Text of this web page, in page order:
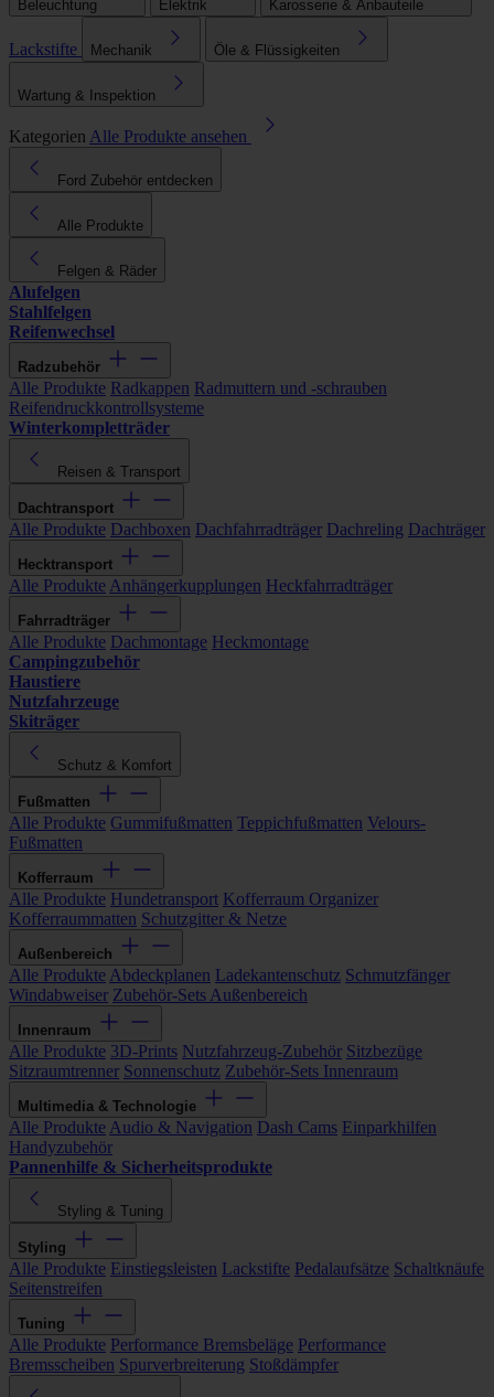
Beleuchtung Elektrik Karosserie & Anbauteile
Lackstifte Mechanik Öle & Flüssigkeiten
Wartung & Inspektion
Kategorien Alle Produkte ansehen
Ford Zubehör entdecken
Alle Produkte
Felgen & Räder
Alufelgen
Stahlfelgen
Reifenwechsel
Radzubehör
Alle Produkte Radkappen Radmuttern und -schrauben
Reifendruckkontrollsysteme
Winterkompletträder
Reisen & Transport
Dachtransport
Alle Produkte Dachboxen Dachfahrradträger Dachreling Dachträger
Hecktransport
Alle Produkte Anhängerkupplungen Heckfahrradträger
Fahrradträger
Alle Produkte Dachmontage Heckmontage
Campingzubehör
Haustiere
Nutzfahrzeuge
Skiträger
Schutz & Komfort
Fußmatten
Alle Produkte Gummifußmatten Teppichfußmatten Velours-
Fußmatten
Kofferraum
Alle Produkte Hundetransport Kofferraum Organizer
Kofferraummatten Schutzgitter & Netze
Außenbereich
Alle Produkte Abdeckplanen Ladekantenschutz Schmutzfänger
Windabweiser Zubehör-Sets Außenbereich
Innenraum
Alle Produkte 3D-Prints Nutzfahrzeug-Zubehör Sitzbezüge
Sitzraumtrenner Sonnenschutz Zubehör-Sets Innenraum
Multimedia & Technologie
Alle Produkte Audio & Navigation Dash Cams Einparkhilfen
Handyzubehör
Pannenhilfe & Sicherheitsprodukte
Styling & Tuning
Styling
Alle Produkte Einstiegsleisten Lackstifte Pedalaufsätze Schaltknäufe
Seitenstreifen
Tuning
Alle Produkte Performance Bremsbeläge Performance
Bremsscheiben Spurverbreiterung Stoßdämpfer